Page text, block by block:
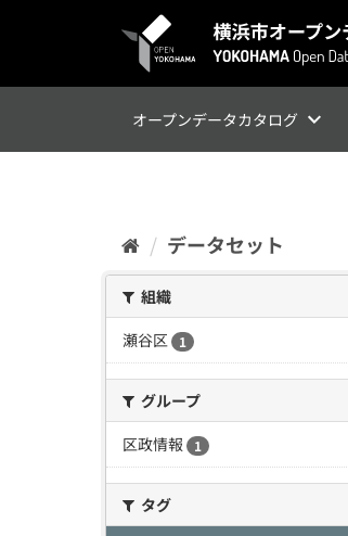
オープンデータカタログ
データセット
組織
瀬谷区
1
グループ
区政情報
1
タグ